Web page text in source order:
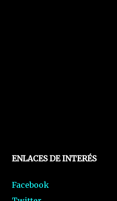
ENLACES DE INTERÉS
Facebook